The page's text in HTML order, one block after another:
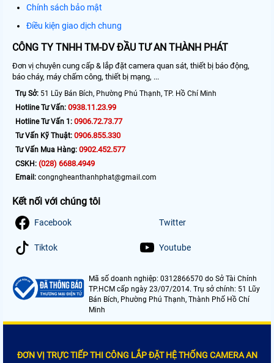
Chính sách bảo mật
Điều kiện giao dịch chung
CÔNG TY TNHH TM-DV ĐẦU TƯ AN THÀNH PHÁT
Đơn vị chuyên cung cấp & lắp đặt camera quan sát, thiết bị báo động,
báo cháy, máy chấm công, thiết bị mạng, ...
Trụ Sở: 51 Lũy Bán Bích, Phường Phú Thạnh, TP. Hồ Chí Minh
Hotline Tư Vấn: 0938.11.23.99
Hotline Tư Vấn 1: 0906.72.73.77
Tư Vấn Kỹ Thuật: 0906.855.330
Tư Vấn Mua Hàng: 0902.452.577
CSKH: (028) 6688.4949
Email: congngheanthanhphat@gmail.com
Kết nối với chúng tôi
Facebook Twitter
Tiktok Youtube
Mã số doanh nghiệp: 0312866570 do Sở Tài Chính
TP.HCM cấp ngày 23/07/2014. Trụ sở chính: 51 Lũy
Bán Bích, Phường Phú Thạnh, Thành Phố Hồ Chí
Minh
ĐƠN VỊ TRỰC TIẾP THI CÔNG LẮP ĐẶT HỆ THỐNG CAMERA AN